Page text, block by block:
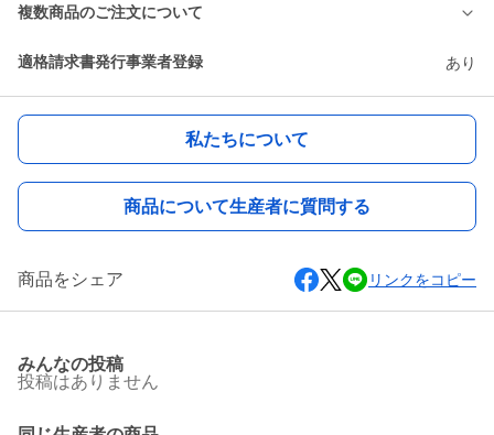
複数商品のご注文について
適格請求書発行事業者登録 あり
私たちについて
商品について生産者に質問する
商品をシェア リンクをコピー
みんなの投稿
投稿はありません